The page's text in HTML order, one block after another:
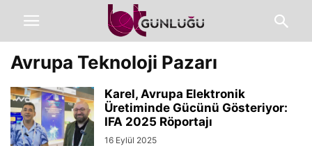
Avrupa Teknoloji Pazarı
Karel, Avrupa Elektronik
Üretiminde Gücünü Gösteriyor:
IFA 2025 Röportajı
16 Eylül 2025